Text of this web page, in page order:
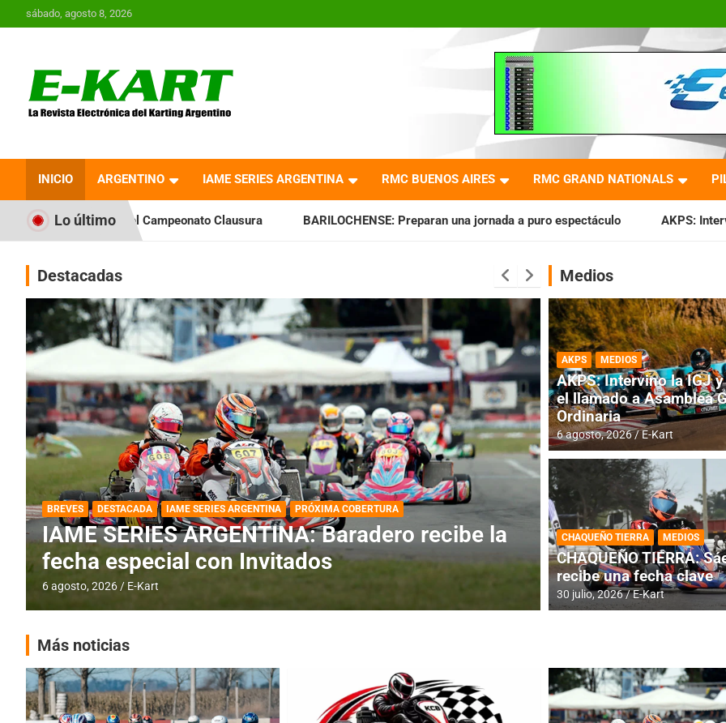
al
sábado, agosto 8, 2026
Revista Electrónica del
Karting en Argentina
INICIO ARGENTINO IAME SERIES ARGENTINA RMC BUENOS AIRES RMC GRAND NATIONALS
Lo último
Campeonato Clausura BARILOCHENSE: Preparan una jornada a puro espectáculo AKPS: Intervino la IGJ y oficializó
Destacadas
DESTACADA IAME SERIES ARGENTINA
IAME SERIES ARGENTINA: Horarios para la
fecha con Invitados
4 agosto, 2026 E-Kart
DESTACADA INFORME CENTRAL
RMC BUENOS
histórica en
4 agosto, 2026 E-Kart
Medios
AKPS MEDIOS
AKPS: Intervino la IGJ
el llamado a Asamblea
Ordinaria
6 agosto, 2026 E-Kart
CHAQUEÑO TIERRA MEDIOS
CHAQUEÑO TIERRA:
recibe una fecha clave
30 julio, 2026 E-Kart
Más noticias